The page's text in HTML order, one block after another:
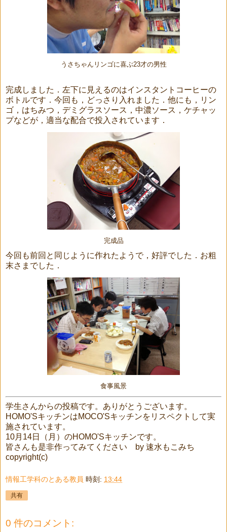
うさちゃんリンゴに喜ぶ23才の男性
完成しました．左下に見えるのはインスタントコーヒーの
ボトルです．今回も，どっさり入れました．他にも，リン
ゴ，はちみつ，デミグラスソース，中濃ソース，ケチャッ
プなどが，適当な配合で投入されています．
完成品
今回も前回と同じように作れたようで，好評でした．お粗
末さまでした．
食事風景
学生さんからの投稿です。ありがとうございます。
HOMO'SキッチンはMOCO'Sキッチンをリスペクトして実
施されています。
10月14日（月）のHOMO'Sキッチンです。
皆さんも是非作ってみてください by 速水もこみち
copyright(c)
情報工学科のとある教員 時刻: 13:44
共有
0 件のコメント: